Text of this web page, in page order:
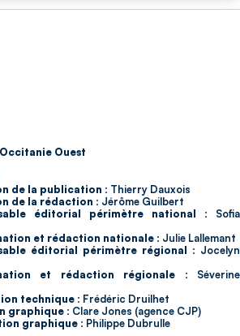
Ouest
de la publication : Thierry Dauxois
de la rédaction : Jérôme Guilbert
éditorial périmètre national : Sofia
et rédaction nationale : Julie Lallemant
éditorial périmètre régional : Jocelyn
et rédaction régionale : Séverine
technique : Frédéric Druilhet
graphique : Clare Jones (agence CJP)
graphique : Philippe Dubrulle